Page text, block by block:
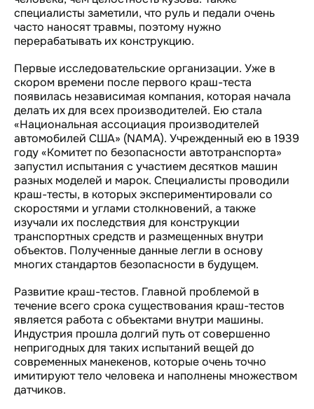
специалисты заметили, что руль и педали очень
часто наносят травмы, поэтому нужно
перерабатывать их конструкцию.
Первые исследовательские организации. Уже в
скором времени после первого краш-теста
появилась независимая компания, которая начала
делать их для всех производителей. Ею стала
«Национальная ассоциация производителей
автомобилей США» (NAMA). Учрежденный ею в 1939
году «Комитет по безопасности автотранспорта»
запустил испытания с участием десятков машин
разных моделей и марок. Специалисты проводили
краш-тесты, в которых экспериментировали со
скоростями и углами столкновений, а также
изучали их последствия для конструкции
транспортных средств и размещенных внутри
объектов. Полученные данные легли в основу
многих стандартов безопасности в будущем.
Развитие краш-тестов. Главной проблемой в
течение всего срока существования краш-тестов
является работа с объектами внутри машины.
Индустрия прошла долгий путь от совершенно
непригодных для таких испытаний вещей до
современных манекенов, которые очень точно
имитируют тело человека и наполнены множеством
датчиков.